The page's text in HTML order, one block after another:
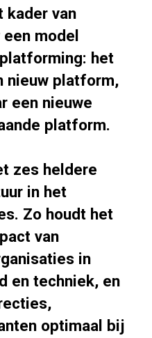
kader van
model
het
nieuw platform,
een nieuwe
platform.
zes heldere
in het
Zo houdt het
van
in
en techniek, en
optimaal bij